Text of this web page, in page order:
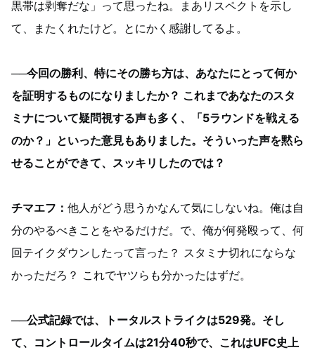
黒帯は剥奪だな」って思ったね。まあリスペクトを示し
て、またくれたけど。とにかく感謝してるよ。
──今回の勝利、特にその勝ち方は、あなたにとって何か
を証明するものになりましたか？ これまであなたのスタ
ミナについて疑問視する声も多く、「5ラウンドを戦える
のか？」といった意見もありました。そういった声を黙ら
せることができて、スッキリしたのでは？
チマエフ： 他人がどう思うかなんて気にしないね。俺は自
分のやるべきことをやるだけだ。で、俺が何発殴って、何
回テイクダウンしたって言った？ スタミナ切れにならな
かっただろ？ これでヤツらも分かったはずだ。
──公式記録では、トータルストライクは529発。そし
て、コントロールタイムは21分40秒で、これはUFC史上